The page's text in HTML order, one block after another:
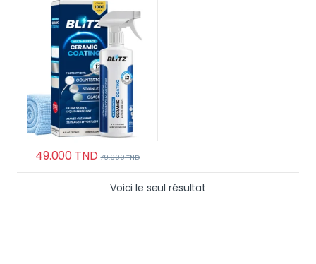
49.000 TND 79.000TND
Voici le seul résultat